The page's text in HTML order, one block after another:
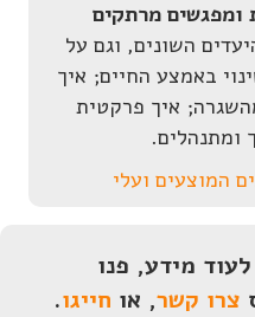
ומפגשים מרתקים
השונים, וגם על
באמצע החיים; איך
איך פרקטית
ומתנהלים.
המוצעים ועלי
מידע, פנו
צרו קשר, או חייגו.